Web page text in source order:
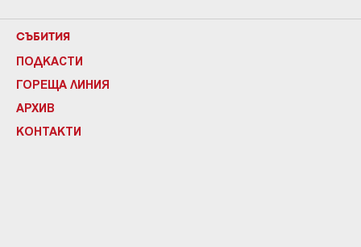
СЪБИТИЯ
ПОДКАСТИ
ГОРЕЩА ЛИНИЯ
АРХИВ
КОНТАКТИ